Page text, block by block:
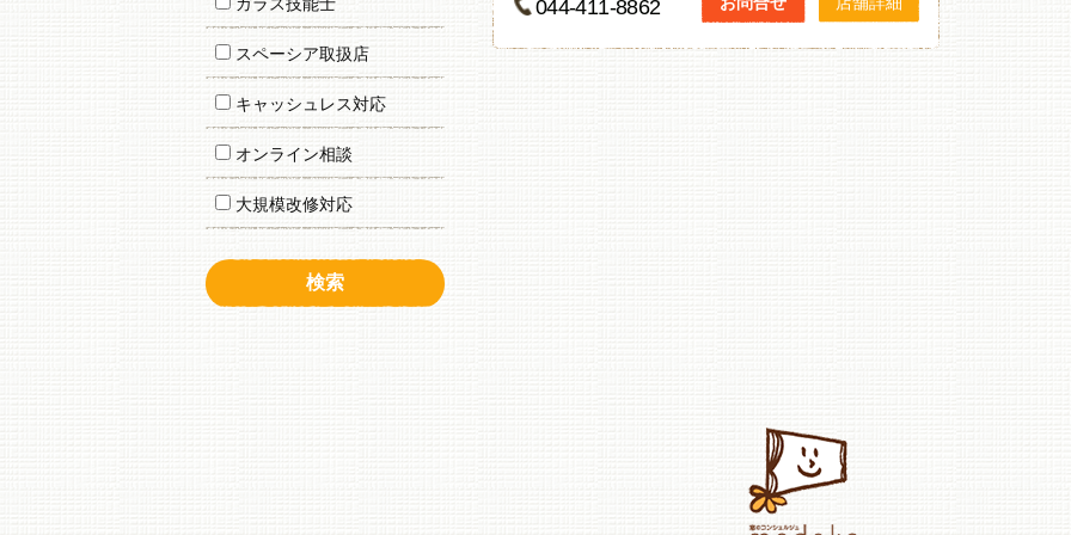
スペーシア取扱店
キャッシュレス対応
オンライン相談
大規模改修対応
044-411-8862